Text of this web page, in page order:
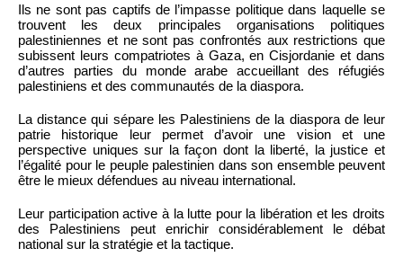
Ils ne sont pas captifs de l’impasse politique dans laquelle se
trouvent les deux principales organisations politiques
palestiniennes et ne sont pas confrontés aux restrictions que
subissent leurs compatriotes à Gaza, en Cisjordanie et dans
d’autres parties du monde arabe accueillant des réfugiés
palestiniens et des communautés de la diaspora.
La distance qui sépare les Palestiniens de la diaspora de leur
patrie historique leur permet d’avoir une vision et une
perspective uniques sur la façon dont la liberté, la justice et
l’égalité pour le peuple palestinien dans son ensemble peuvent
être le mieux défendues au niveau international.
Leur participation active à la lutte pour la libération et les droits
des Palestiniens peut enrichir considérablement le débat
national sur la stratégie et la tactique.